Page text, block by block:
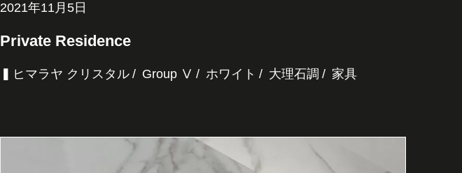
2021年11月5日
Private Residence
▍ヒマラヤ クリスタル Group Ⅴ ホワイト 大理石調 家具